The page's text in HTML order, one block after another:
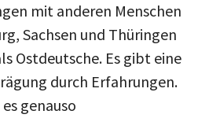
mit anderen Menschen
Sachsen und Thüringen
Ostdeutsche. Es gibt eine
durch Erfahrungen.
genauso